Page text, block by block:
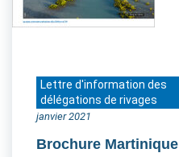
Lettre d'information des
délégations de rivages
janvier 2021
Brochure Martinique